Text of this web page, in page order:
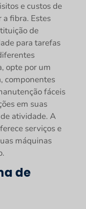
e custos de
a fibra. Estes
de
para tarefas
opte por um
componentes
fáceis
em suas
atividade. A
serviços e
máquinas
de